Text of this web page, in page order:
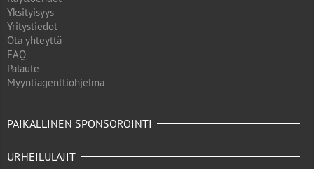
Yksityisyys
Yritystiedot
Ota yhteyttä
FAQ
Palaute
Myyntiagenttiohjelma
PAIKALLINEN SPONSOROINTI
URHEILULAJIT